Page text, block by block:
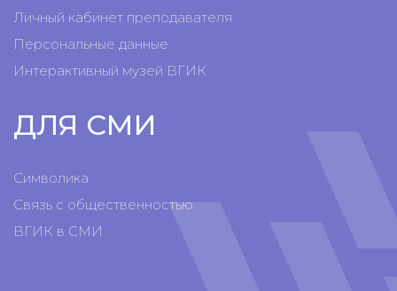
Личный кабинет преподавателя
Персональные данные
Интерактивный музей ВГИК
ДЛЯ СМИ
Символика
Связь с общественностью
ВГИК в СМИ